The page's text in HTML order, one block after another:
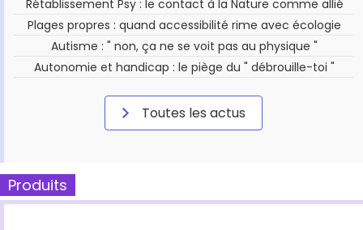
Rétablissement Psy : le contact à la Nature comme allié
Plages propres : quand accessibilité rime avec écologie
Autisme : " non, ça ne se voit pas au physique "
Autonomie et handicap : le piège du " débrouille-toi "
Toutes les actus
Produits